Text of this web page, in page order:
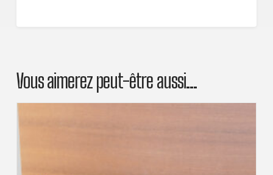
Vous aimerez peut-être aussi…